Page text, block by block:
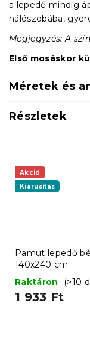
a lepedő mindig
hálószobába,
Megjegyzés: A
Első mosáskor
Méretek és
Részletek
Akció
Kiárusítás
Pamut lepedő
140x240 cm
Raktáron
(>10
1 933 Ft